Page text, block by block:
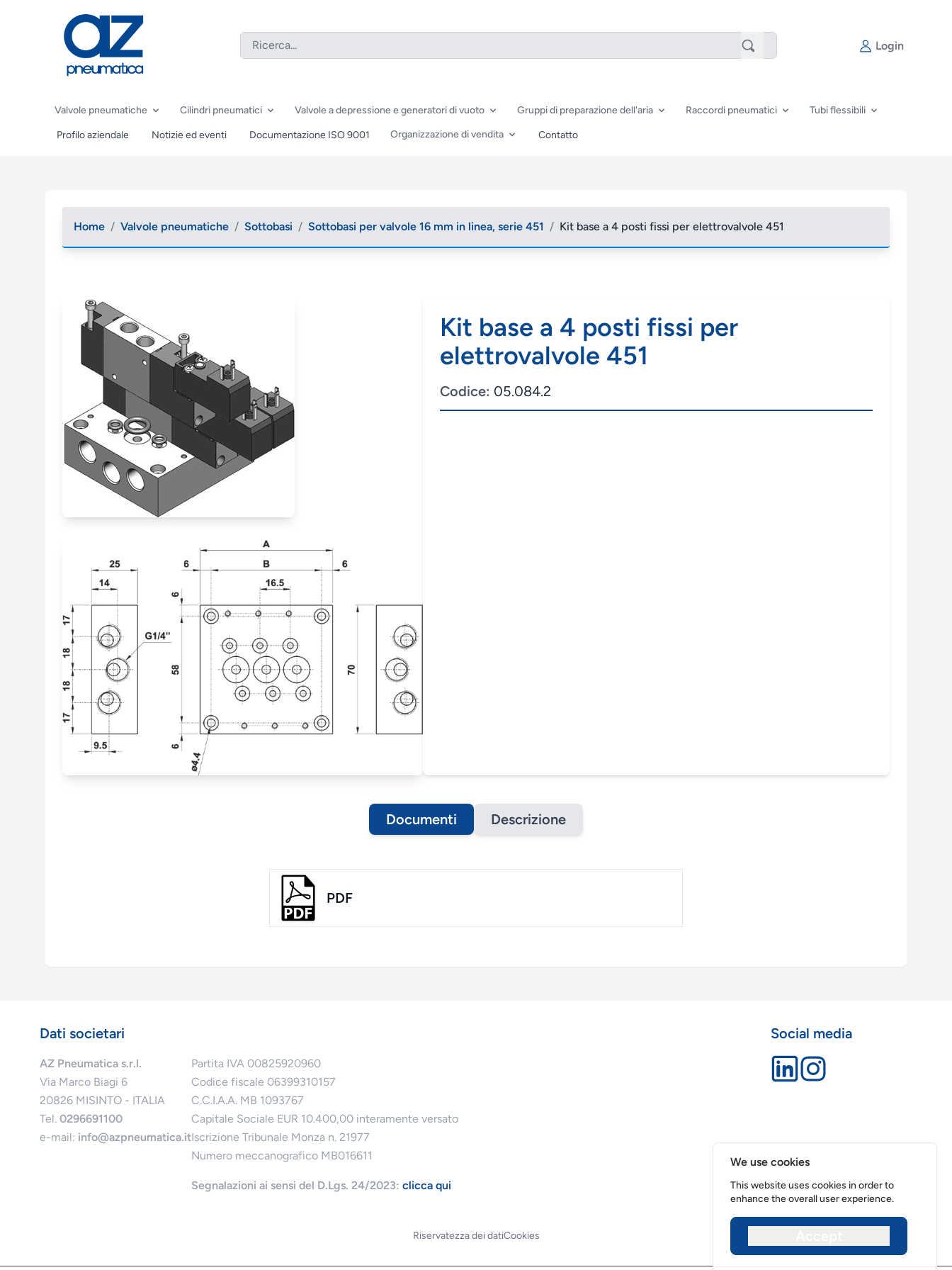
Login
Valvole pneumatiche Cilindri pneumatici Valvole a depressione e generatori di vuoto Gruppi di preparazione dell'aria Raccordi pneumatici Tubi flessibili
Profilo aziendale Notizie ed eventi Documentazione ISO 9001 Organizzazione di vendita Contatto
Home / Valvole pneumatiche / Sottobasi / Sottobasi per valvole 16 mm in linea, serie 451 / Kit base a 4 posti fissi per elettrovalvole 451
Kit base a 4 posti fissi per
elettrovalvole 451
Codice: 05.084.2
Documenti Descrizione
PDF
Dati societari
AZ Pneumatica s.r.l.
Via Marco Biagi 6
20826 MISINTO - ITALIA
Tel. 0296691100
e-mail: info@azpneumatica.it
Partita IVA 00825920960
Codice fiscale 06399310157
C.C.I.A.A. MB 1093767
Capitale Sociale EUR 10.400,00 interamente versato
Iscrizione Tribunale Monza n. 21977
Numero meccanografico MB016611
Segnalazioni ai sensi del D.Lgs. 24/2023: clicca qui
Social media
Riservatezza dei datiCookies
We use cookies
This website uses cookies in order to
enhance the overall user experience.